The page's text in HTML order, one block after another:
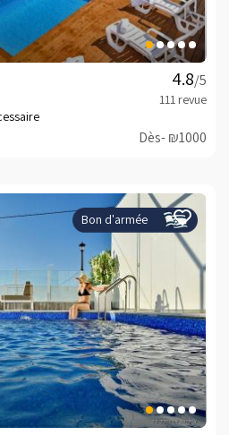
/5
Dès- ₪1000
Bon d'armée